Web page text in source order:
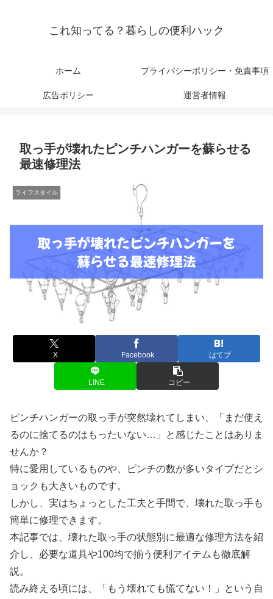
これ知ってる？暮らしの便利ハック
ホーム プライバシーポリシー・免責事項
広告ポリシー 運営者情報
取っ手が壊れたピンチハンガーを蘇らせる
最速修理法
ライフスタイル
X Facebook はてブ
LINE コピー
ピンチハンガーの取っ手が突然壊れてしまい、「まだ使え
るのに捨てるのはもったいない…」と感じたことはありま
せんか？
特に愛用しているものや、ピンチの数が多いタイプだとシ
ョックも大きいものです。
しかし、実はちょっとした工夫と手間で、壊れた取っ手も
簡単に修理できます。
本記事では、壊れた取っ手の状態別に最適な修理方法を紹
介し、必要な道具や100均で揃う便利アイテムも徹底解
説。
読み終える頃には、「もう壊れても慌てない！」という自